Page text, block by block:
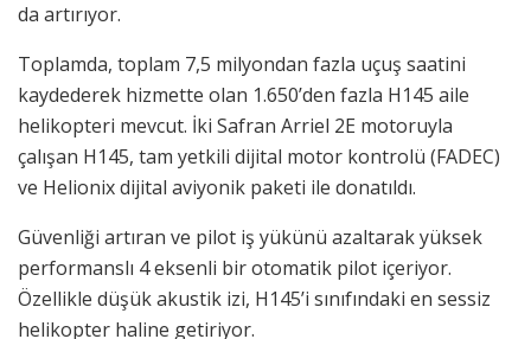
da artırıyor.
Toplamda, toplam 7,5 milyondan fazla uçuş saatini
kaydederek hizmette olan 1.650’den fazla H145 aile
helikopteri mevcut. İki Safran Arriel 2E motoruyla
çalışan H145, tam yetkili dijital motor kontrolü (FADEC)
ve Helionix dijital aviyonik paketi ile donatıldı.
Güvenliği artıran ve pilot iş yükünü azaltarak yüksek
performanslı 4 eksenli bir otomatik pilot içeriyor.
Özellikle düşük akustik izi, H145’i sınıfındaki en sessiz
helikopter haline getiriyor.